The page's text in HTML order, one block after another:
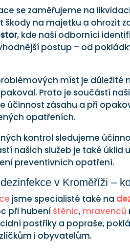
se zaměřujeme na likvidaci
škody na majetku a ohrozit
, kde naši odborníci
postup – od
míst je důležité
Proto je součástí
účinnost zásahu a při
opatřeních.
kontrol sledujeme
našich služeb je také úklid
preventivních opatření.
v Kroměříži –
jsme specialisté také na
při hubení štěnic, mravenců
postřiky a popraše,
i obyvatelům.